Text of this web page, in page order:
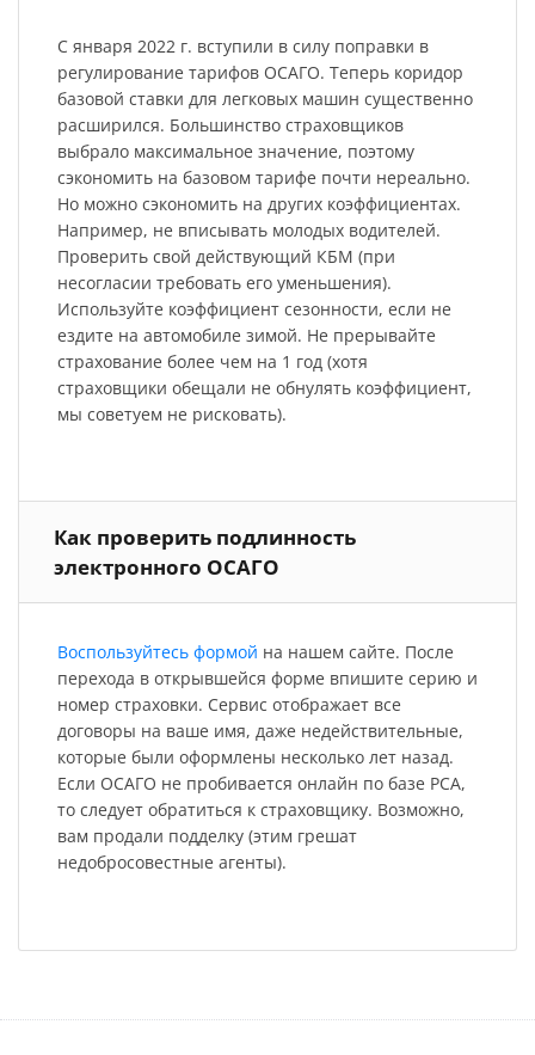
С января 2022 г. вступили в силу поправки в
регулирование тарифов ОСАГО. Теперь коридор
базовой ставки для легковых машин существенно
расширился. Большинство страховщиков
выбрало максимальное значение, поэтому
сэкономить на базовом тарифе почти нереально.
Но можно сэкономить на других коэффициентах.
Например, не вписывать молодых водителей.
Проверить свой действующий КБМ (при
несогласии требовать его уменьшения).
Используйте коэффициент сезонности, если не
ездите на автомобиле зимой. Не прерывайте
страхование более чем на 1 год (хотя
страховщики обещали не обнулять коэффициент,
мы советуем не рисковать).
Как проверить подлинность
электронного ОСАГО
Воспользуйтесь формой на нашем сайте. После
перехода в открывшейся форме впишите серию и
номер страховки. Сервис отображает все
договоры на ваше имя, даже недействительные,
которые были оформлены несколько лет назад.
Если ОСАГО не пробивается онлайн по базе РСА,
то следует обратиться к страховщику. Возможно,
вам продали подделку (этим грешат
недобросовестные агенты).